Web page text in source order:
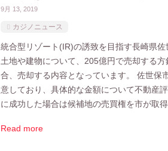
9月 13, 2019
カジノニュース
統合型リゾート(IR)の誘致を目指す長崎県
土地や建物について、205億円で売却する
合、売却する内容となっています。 佐世保
意しており、具体的な金額について不動産
に成功した場合は候補地の売買権を市が取
Read more